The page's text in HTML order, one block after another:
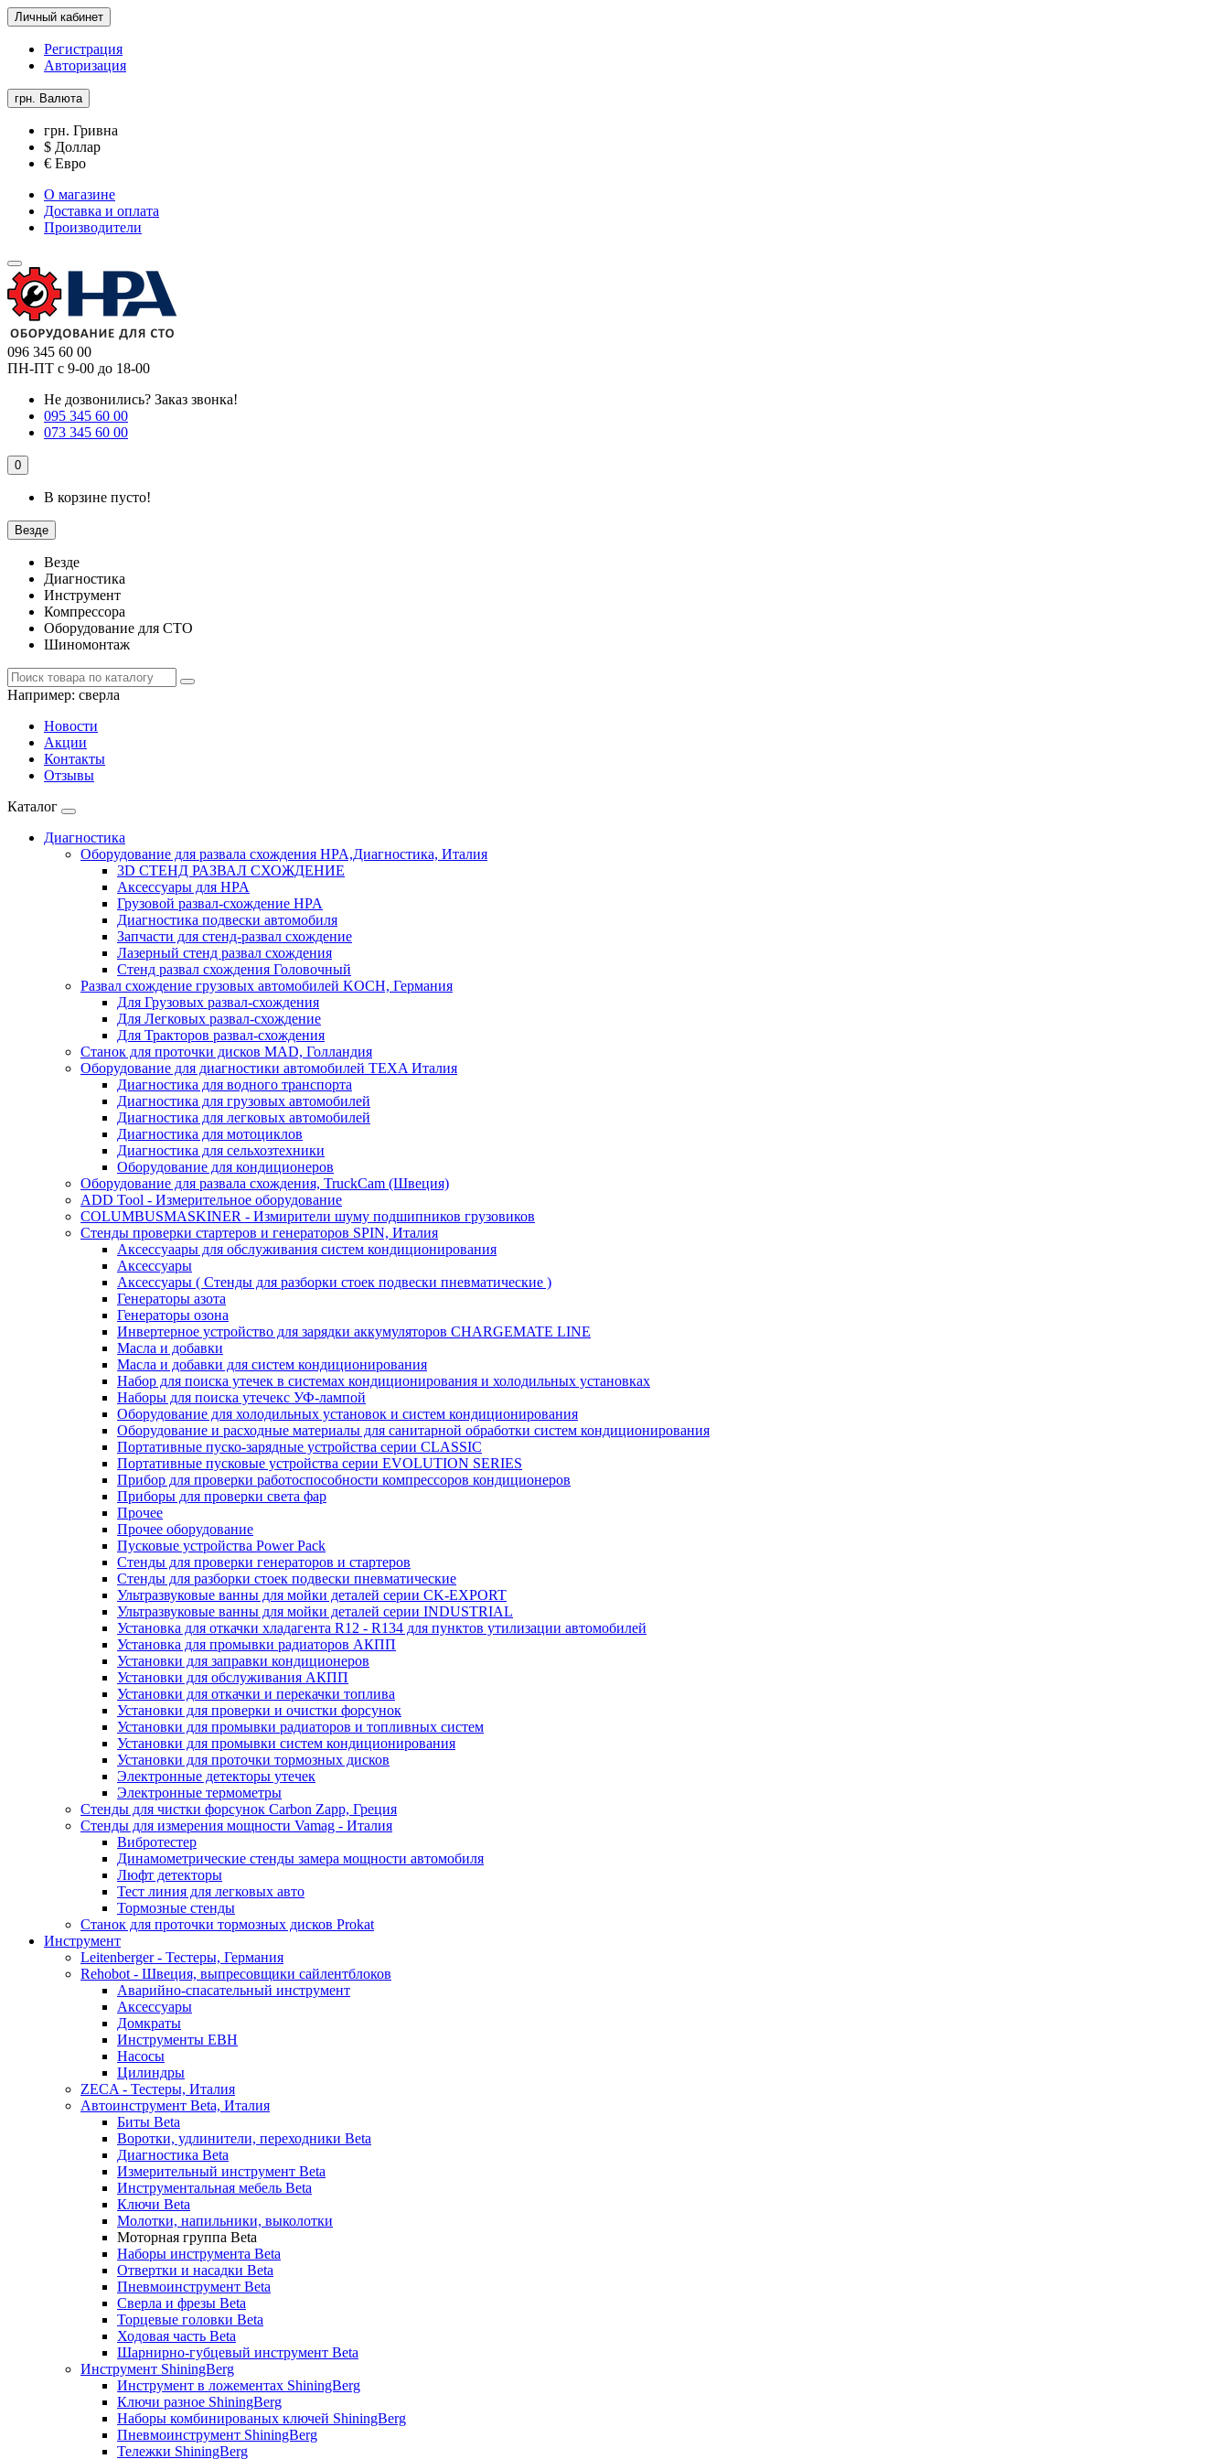
Личный кабинет
Регистрация
Авторизация
грн. Валюта
грн. Гривна
$ Доллар
€ Евро
О магазине
Доставка и оплата
Производители
096 345 60 00
ПН-ПТ с 9-00 до 18-00
Не дозвонились? Заказ звонка!
095 345 60 00
073 345 60 00
0
В корзине пусто!
Везде
Везде
Диагностика
Инструмент
Компрессора
Оборудование для СТО
Шиномонтаж
Например: сверла
Новости
Акции
Контакты
Отзывы
Каталог
Диагностика
Оборудование для развала схождения HPA,Диагностика, Италия
3D СТЕНД РАЗВАЛ СХОЖДЕНИЕ
Аксессуары для HPA
Грузовой развал-схождение HPA
Диагностика подвески автомобиля
Запчасти для стенд-развал схождение
Лазерный стенд развал схождения
Стенд развал схождения Головочный
Развал схождение грузовых автомобилей KOCH, Германия
Для Грузовых развал-схождения
Для Легковых развал-схождение
Для Тракторов развал-схождения
Станок для проточки дисков MAD, Голландия
Оборудование для диагностики автомобилей TEXA Италия
Диагностика для водного транспорта
Диагностика для грузовых автомобилей
Диагностика для легковых автомобилей
Диагностика для мотоциклов
Диагностика для сельхозтехники
Оборудование для кондиционеров
Оборудование для развала схождения, TruckCam (Швеция)
ADD Tool - Измерительное оборудование
COLUMBUSMASKINER - Измирители шуму подшипников грузовиков
Стенды проверки стартеров и генераторов SPIN, Италия
Аксессуаары для обслуживания систем кондиционирования
Аксессуары
Аксессуары ( Стенды для разборки стоек подвески пневматические )
Генераторы азота
Генераторы озона
Инвертерное устройство для зарядки аккумуляторов CHARGEMATE LINE
Масла и добавки
Масла и добавки для систем кондиционирования
Набор для поиска утечек в системах кондиционирования и холодильных установках
Наборы для поиска утечекс УФ-лампой
Оборудование для холодильных установок и систем кондиционирования
Оборудование и расходные материалы для санитарной обработки систем кондиционирования
Портативные пуско-зарядные устройства серии CLASSIC
Портативные пусковые устройства серии EVOLUTION SERIES
Прибор для проверки работоспособности компрессоров кондиционеров
Приборы для проверки света фар
Прочее
Прочее оборудование
Пусковые устройства Power Pack
Стенды для проверки генераторов и стартеров
Стенды для разборки стоек подвески пневматические
Ультразвуковые ванны для мойки деталей серии CK-EXPORT
Ультразвуковые ванны для мойки деталей серии INDUSTRIAL
Установка для откачки хладагента R12 - R134 для пунктов утилизации автомобилей
Установка для промывки радиаторов АКПП
Установки для заправки кондиционеров
Установки для обслуживания АКПП
Установки для откачки и перекачки топлива
Установки для проверки и очистки форсунок
Установки для промывки радиаторов и топливных систем
Установки для промывки систем кондиционирования
Установки для проточки тормозных дисков
Электронные детекторы утечек
Электронные термометры
Стенды для чистки форсунок Carbon Zapp, Греция
Стенды для измерения мощности Vamag - Италия
Вибротестер
Динамометрические стенды замера мощности автомобиля
Люфт детекторы
Тест линия для легковых авто
Тормозные стенды
Станок для проточки тормозных дисков Prokat
Инструмент
Leitenberger - Тестеры, Германия
Rehobot - Швеция, выпресовщики сайлентблоков
Аварийно-спасательный инструмент
Аксессуары
Домкраты
Инструменты EBH
Насосы
Цилиндры
ZECA - Тестеры, Италия
Автоинструмент Beta, Италия
Биты Beta
Воротки, удлинители, переходники Beta
Диагностика Beta
Измерительный инструмент Beta
Инструментальная мебель Beta
Ключи Beta
Молотки, напильники, выколотки
Моторная группа Beta
Наборы инструмента Beta
Отвертки и насадки Beta
Пневмоинструмент Beta
Сверла и фрезы Beta
Торцевые головки Beta
Ходовая часть Beta
Шарнирно-губцевый инструмент Beta
Инструмент ShiningBerg
Инструмент в ложементах ShiningBerg
Ключи разное ShiningBerg
Наборы комбинированых ключей ShiningBerg
Пневмоинструмент ShiningBerg
Тележки ShiningBerg